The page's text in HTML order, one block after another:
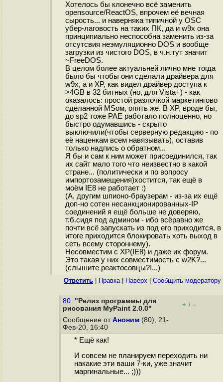
Хотелось бы клонечно всё заменить
opensource/ReactOS, впрочем её вечная
сырость... и наверняка типичной у OSC
убер-лаговость на таких ПК, да и w9x она
принципиально неспособна заменить из-за
отсутсвия неэмуляционно DOS и вообще
загрузки из чистого DOS, в ч.н.тут значит
~FreeDOS.
В целом более актуальней лично мне тогда
было бы чтобы они сделали драйвера для
w9x, а и XP, как видел драйвер доступа к
>4GB в 32 битных (но, для Vista+) - как
оказалось: простой разлочкой маркетингово
сделанной MSом, опять же. В XP, вроде бы,
до sp2 тоже PAE работало полноценно, но
быстро одумавшись - скрыто
выключили(чтобы серверную редакцию - по
её наценкам всем навязывать), оставив
только надпись о обратном...
Я бы и сам к ним может присоединился, так
их сайт мало того что неизвестно в какой
стране... (политически и по вопросу
импортозамещения)хостится, так ещё в
моём IE8 не работает :)
(А, другим шпионо-браузерам - из-за их ещё
доп-но сотен несанкционированных-IP
соединений я ещё больше не доверяю,
т.б.сидя под админом - ибо всёравно же
почти всё запускать из под его приходится, в
итоге приходится блокировать хоть выход в
сеть всему стороннему).
Несовместим с XP(IE8) и даже их форум.
Это такая у них совместимость с w2K?...
(слышите реактосовцы?!,,,)
Ответить Правка| Наверх Cообщить модератору
80. "Релиз программы для
рисования MyPaint 2.0.0"
+ / –
Сообщение от Аноним (80), 21-
Фев-20, 16:40
* Ещё как!
И совсем не планируем переходить ни
накакие эти ваши 7-ки, уже значит
маргинальные... ;)))